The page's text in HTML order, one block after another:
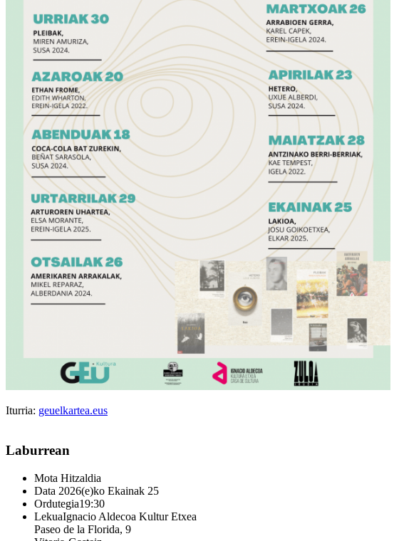
Iturria: geuelkartea.eus
Laburrean
Mota Hitzaldia
Data 2026(e)ko Ekainak 25
Ordutegia19:30
LekuaIgnacio Aldecoa Kultur Etxea
Paseo de la Florida, 9